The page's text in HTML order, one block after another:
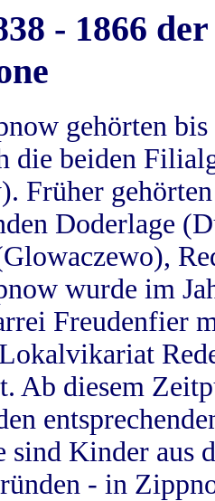
- 1866
gehörten
die beiden
Früher
Doderlage
wurde im
Freudenfier
Ab diesem
sind Kinder aus
- in